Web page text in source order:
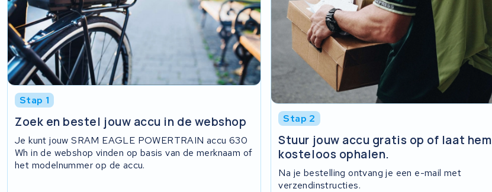
Stap 1
Zoek en bestel jouw accu in de webshop
Je kunt jouw SRAM EAGLE POWERTRAIN accu 630
Wh in de webshop vinden op basis van de merknaam of
het modelnummer op de accu.
Stap 2
Stuur jouw accu gratis op of laat hem
kosteloos ophalen.
Na je bestelling ontvang je een e-mail met
verzendinstructies.